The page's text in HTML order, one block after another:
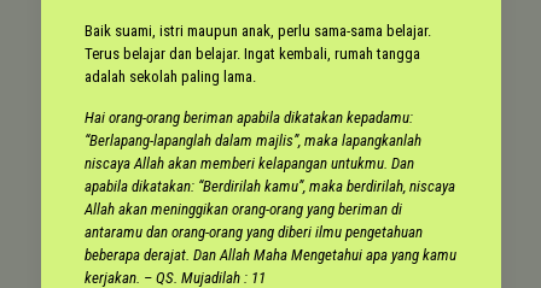
Baik suami, istri maupun anak, perlu sama-sama belajar.
Terus belajar dan belajar. Ingat kembali, rumah tangga
adalah sekolah paling lama.
Hai orang-orang beriman apabila dikatakan kepadamu:
“Berlapang-lapanglah dalam majlis”, maka lapangkanlah
niscaya Allah akan memberi kelapangan untukmu. Dan
apabila dikatakan: “Berdirilah kamu”, maka berdirilah, niscaya
Allah akan meninggikan orang-orang yang beriman di
antaramu dan orang-orang yang diberi ilmu pengetahuan
beberapa derajat. Dan Allah Maha Mengetahui apa yang kamu
kerjakan. – QS. Mujadilah : 11